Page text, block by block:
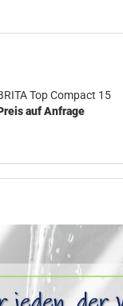
Top Compact 15
auf Anfrage